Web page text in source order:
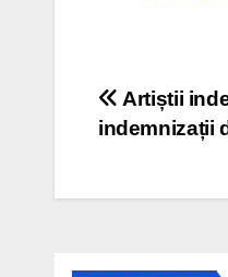
Post
Artiștii
indemnizații